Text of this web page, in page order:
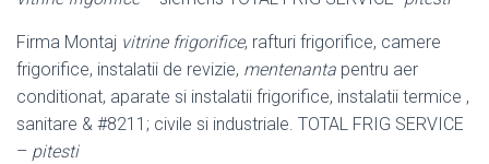
Firma Montaj vitrine frigorifice, rafturi frigorifice, camere
frigorifice, instalatii de revizie, mentenanta pentru aer
conditionat, aparate si instalatii frigorifice, instalatii termice ,
sanitare & #8211; civile si industriale. TOTAL FRIG SERVICE
– pitesti